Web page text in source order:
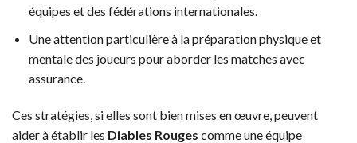
équipes et des fédérations internationales.
Une attention particulière à la préparation physique et
mentale des joueurs pour aborder les matches avec
assurance.
Ces stratégies, si elles sont bien mises en œuvre, peuvent
aider à établir les Diables Rouges comme une équipe